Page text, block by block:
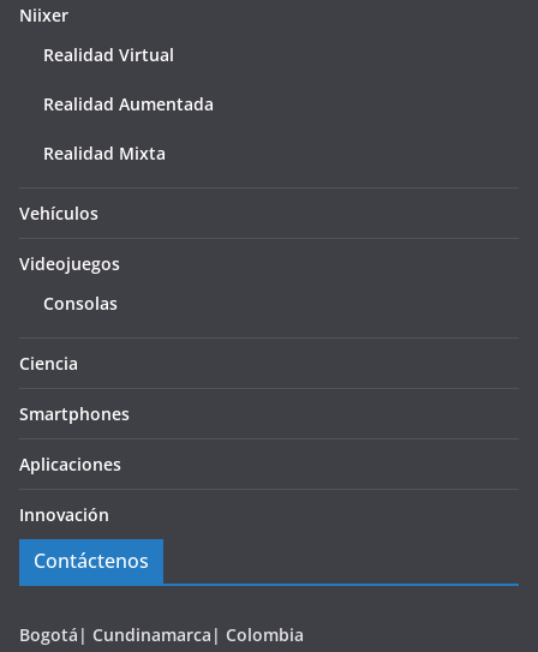
Niixer
Realidad Virtual
Realidad Aumentada
Realidad Mixta
Vehículos
Videojuegos
Consolas
Ciencia
Smartphones
Aplicaciones
Innovación
Contáctenos
Bogotá| Cundinamarca| Colombia